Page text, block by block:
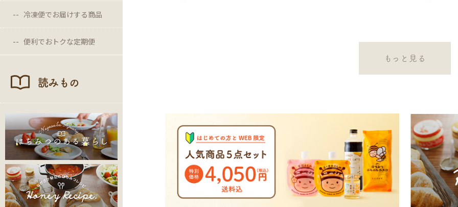
冷凍便でお届けする商品
便利でおトクな定期便
読みもの
もっと見る